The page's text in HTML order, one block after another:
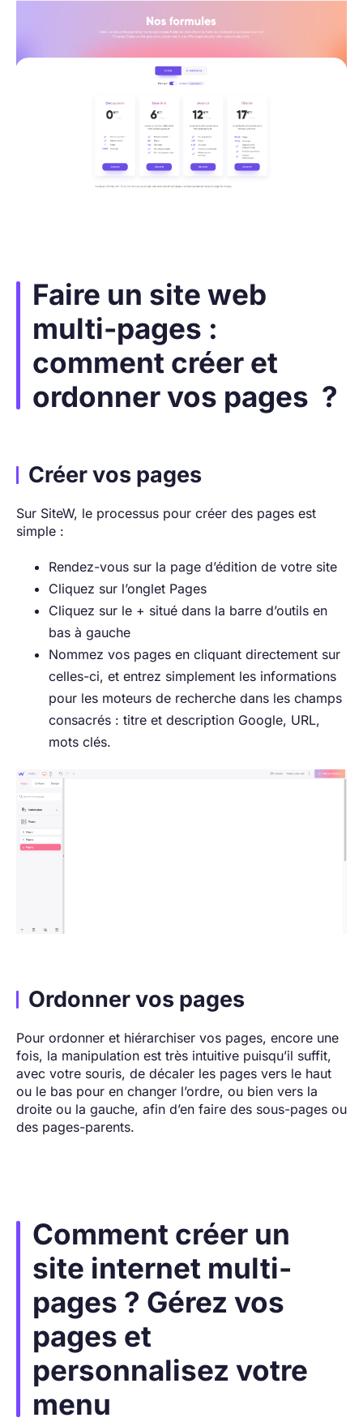
Faire un site web
multi-pages :
comment créer et
ordonner vos pages ?
Créer vos pages
Sur SiteW, le processus pour créer des pages est
simple :
Rendez-vous sur la page d’édition de votre site
Cliquez sur l’onglet Pages
Cliquez sur le + situé dans la barre d’outils en
bas à gauche
Nommez vos pages en cliquant directement sur
celles-ci, et entrez simplement les informations
pour les moteurs de recherche dans les champs
consacrés : titre et description Google, URL,
mots clés.
Ordonner vos pages
Pour ordonner et hiérarchiser vos pages, encore une
fois, la manipulation est très intuitive puisqu’il suffit,
avec votre souris, de décaler les pages vers le haut
ou le bas pour en changer l’ordre, ou bien vers la
droite ou la gauche, afin d’en faire des sous-pages ou
des pages-parents.
Comment créer un
site internet multi-
pages ? Gérez vos
pages et
personnalisez votre
menu